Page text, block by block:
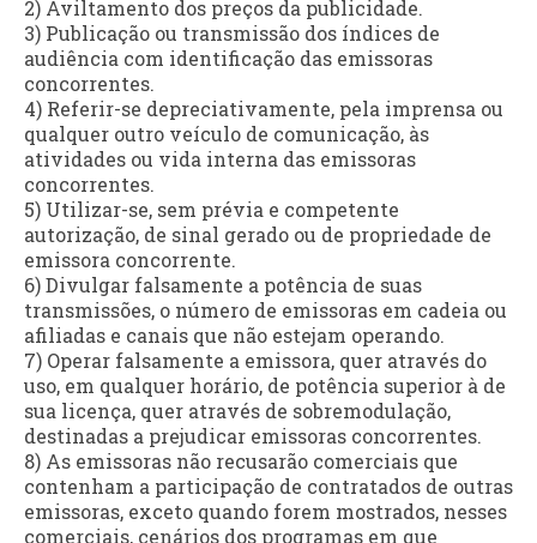
2) Aviltamento dos preços da publicidade.
3) Publicação ou transmissão dos índices de
audiência com identificação das emissoras
concorrentes.
4) Referir-se depreciativamente, pela imprensa ou
qualquer outro veículo de comunicação, às
atividades ou vida interna das emissoras
concorrentes.
5) Utilizar-se, sem prévia e competente
autorização, de sinal gerado ou de propriedade de
emissora concorrente.
6) Divulgar falsamente a potência de suas
transmissões, o número de emissoras em cadeia ou
afiliadas e canais que não estejam operando.
7) Operar falsamente a emissora, quer através do
uso, em qualquer horário, de potência superior à de
sua licença, quer através de sobremodulação,
destinadas a prejudicar emissoras concorrentes.
8) As emissoras não recusarão comerciais que
contenham a participação de contratados de outras
emissoras, exceto quando forem mostrados, nesses
comerciais, cenários dos programas em que